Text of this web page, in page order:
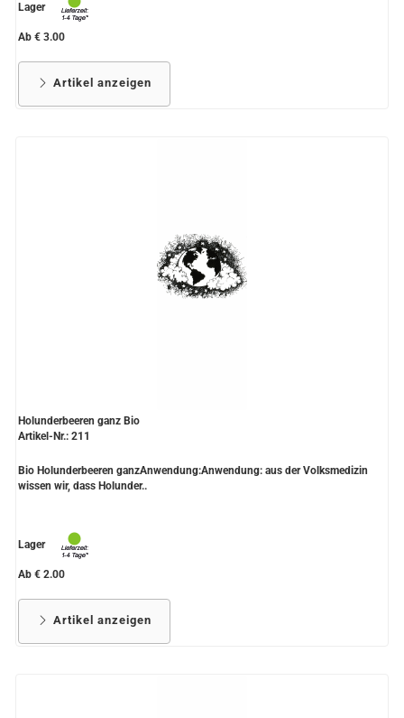
Lager
Ab € 3.00
Artikel anzeigen
Holunderbeeren ganz Bio
Artikel-Nr.: 211
Bio Holunderbeeren ganzAnwendung:Anwendung: aus der Volksmedizin
wissen wir, dass Holunder..
Lager
Ab € 2.00
Artikel anzeigen